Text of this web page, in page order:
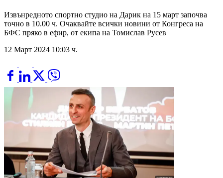
Извънредното спортно студио на Дарик на 15 март започва
точно в 10.00 ч. Очаквайте всички новини от Конгреса на
БФС пряко в ефир, от екипа на Томислав Русев
12 Март 2024 10:03 ч.